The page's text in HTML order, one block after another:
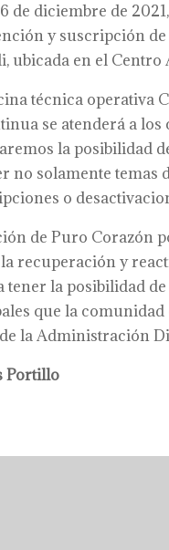
de diciembre de
y suscripción
ubicada en el
técnica operativa
se atenderá a los
la posibilidad
no solamente temas
o
de Puro Corazón
recuperación y
tener la posibilidad
que la
la Administración
Portillo